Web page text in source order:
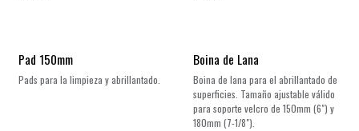
Pad 150mm
Pads para la limpieza y abrillantado.
Boina de Lana
Boina de lana para el abrillantado de
superficies. Tamaño ajustable válido
para soporte velcro de 150mm (6") y
180mm (7-1/8").